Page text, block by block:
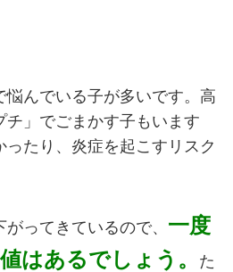
悩んでいる子が多いです。高
チ」でごまかす子もいます
たり、炎症を起こすリスク
ってきているので、 一度
はあるでしょう。
た